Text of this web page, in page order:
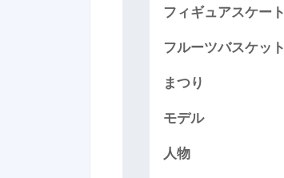
フィギュアスケート
フルーツバスケット
まつり
モデル
人物